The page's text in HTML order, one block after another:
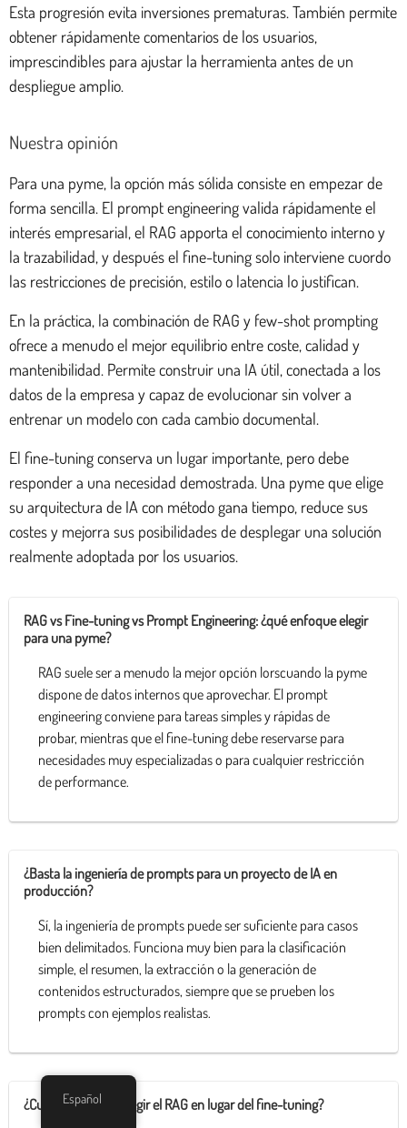
Esta progresión evita inversiones prematuras. También permite
obtener rápidamente comentarios de los usuarios,
imprescindibles para ajustar la herramienta antes de un
despliegue amplio.
Nuestra opinión
Para una pyme, la opción más sólida consiste en empezar de
forma sencilla. El prompt engineering valida rápidamente el
interés empresarial, el RAG apporta el conocimiento interno y
la trazabilidad, y después el fine-tuning solo interviene cuordo
las restricciones de precisión, estilo o latencia lo justifican.
En la práctica, la combinación de RAG y few-shot prompting
ofrece a menudo el mejor equilibrio entre coste, calidad y
mantenibilidad. Permite construir una IA útil, conectada a los
datos de la empresa y capaz de evolucionar sin volver a
entrenar un modelo con cada cambio documental.
El fine-tuning conserva un lugar importante, pero debe
responder a una necesidad demostrada. Una pyme que elige
su arquitectura de IA con método gana tiempo, reduce sus
costes y mejorra sus posibilidades de desplegar una solución
realmente adoptada por los usuarios.
RAG vs Fine-tuning vs Prompt Engineering: ¿qué enfoque elegir
para una pyme?
RAG suele ser a menudo la mejor opción lorscuando la pyme
dispone de datos internos que aprovechar. El prompt
engineering conviene para tareas simples y rápidas de
probar, mientras que el fine-tuning debe reservarse para
necesidades muy especializadas o para cualquier restricción
de performance.
¿Basta la ingeniería de prompts para un proyecto de IA en
producción?
Sí, la ingeniería de prompts puede ser suficiente para casos
bien delimitados. Funciona muy bien para la clasificación
simple, el resumen, la extracción o la generación de
contenidos estructurados, siempre que se prueben los
prompts con ejemplos realistas.
¿Cuándo hay que elegir el RAG en lugar del fine-tuning?
Español